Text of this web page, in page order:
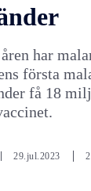
har
första
få 18
29.jul.2023